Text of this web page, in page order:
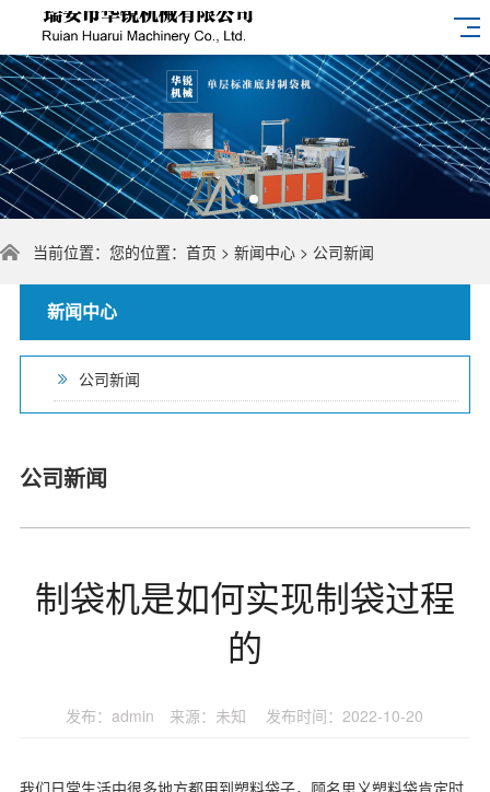
当前位置：您的位置： 首页 > 新闻中心 > 公司新闻
新闻中心
公司新闻
公司新闻
制袋机是如何实现制袋过程
的
发布：admin 来源：未知 发布时间：2022-10-20